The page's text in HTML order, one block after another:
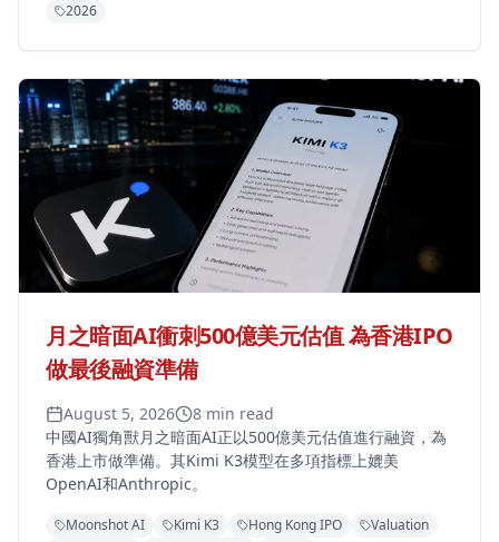
2026
月之暗面AI衝刺500億美元估值 為香港IPO
做最後融資準備
August 5, 2026
8 min read
中國AI獨角獸月之暗面AI正以500億美元估值進行融資，為
香港上市做準備。其Kimi K3模型在多項指標上媲美
OpenAI和Anthropic。
Moonshot AI Kimi K3 Hong Kong IPO
Valuation